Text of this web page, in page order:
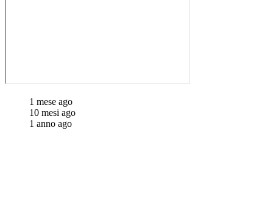
1 mese ago
10 mesi ago
1 anno ago